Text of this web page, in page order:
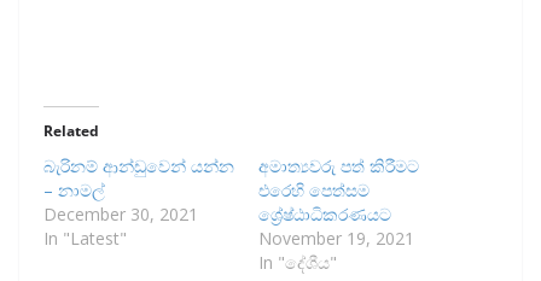
Related
බැරිනම් ආන්ඩුවෙන් යන්න
– නාමල්
December 30, 2021
In "Latest"
අමාත්‍යවරු පත් කිරීමට
එරෙහි පෙත්සම
‌ශ්‍රේෂ්ඨාධිකරණයට
November 19, 2021
In "දේශීය"